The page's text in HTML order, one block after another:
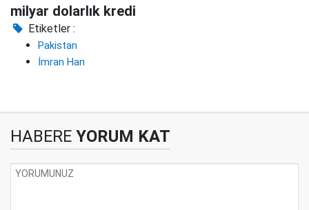
milyar dolarlık kredi
Etiketler :
Pakistan
İmran Han
HABERE YORUM KAT